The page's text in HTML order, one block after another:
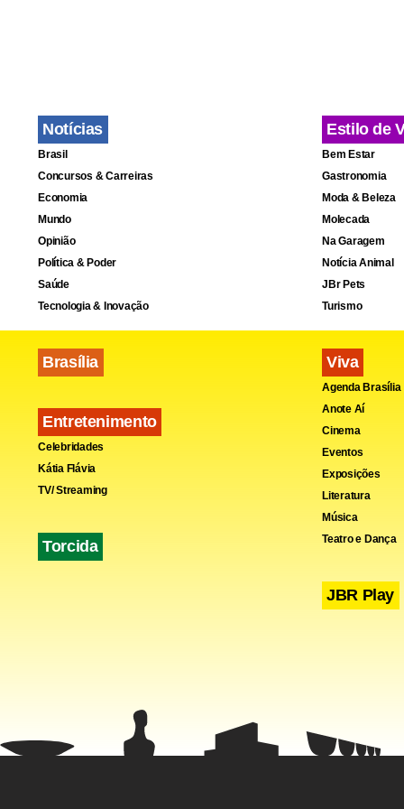
Segundo a
explosivo,
Quetta é a
Paquistão,
de ser
Há duas
Notícias
Brasil
Concursos & Carreiras
Economia
Mundo
Opinião
Política & Poder
Saúde
Tecnologia & Inovação
Brasília
Entretenimento
Celebridades
Kátia Flávia
TV/ Streaming
Torcida
Estilo de
Bem Estar
Gastronomia
Moda & Beleza
Molecada
Na Garagem
Notícia Animal
JBr Pets
Turismo
Viva
Agenda Brasília
Anote Aí
Cinema
Eventos
Exposições
Literatura
Música
Teatro e Dança
JBR Play